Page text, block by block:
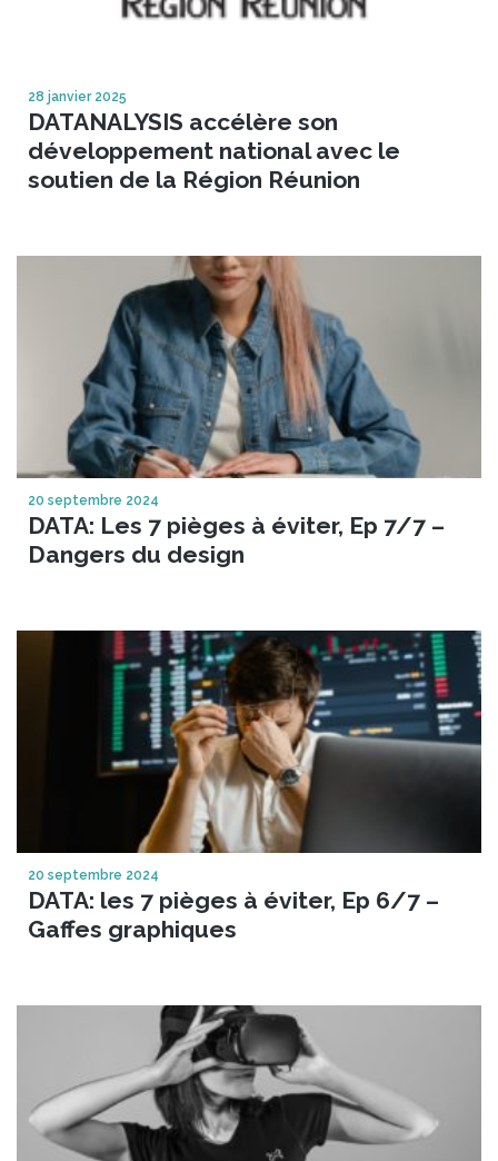
28 janvier 2025
DATANALYSIS accélère son
développement national avec le
soutien de la Région Réunion
20 septembre 2024
DATA: Les 7 pièges à éviter, Ep 7/7 –
Dangers du design
20 septembre 2024
DATA: les 7 pièges à éviter, Ep 6/7 –
Gaffes graphiques